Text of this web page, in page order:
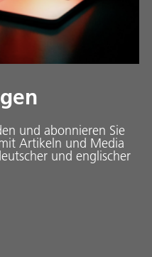
und abonnieren Sie
Artikeln und Media
und englischer